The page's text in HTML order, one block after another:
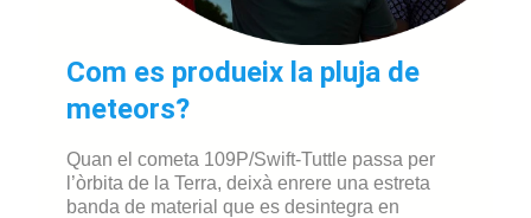
Com es produeix la pluja de
meteors?
Quan el cometa 109P/Swift-Tuttle passa per
l’òrbita de la Terra, deixà enrere una estreta
banda de material que es desintegra en